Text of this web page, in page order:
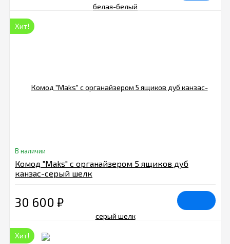
Хит!
В наличии
Комод "Maks" с органайзером 5 ящиков дуб
канзас-серый шелк
30 600 ₽
Хит!